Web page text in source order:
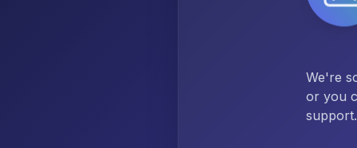
We're
or you
support.